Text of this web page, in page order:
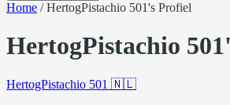
Home /HertogPistachio 501's Profiel
HertogPistachio
HertogPistachio 501 🇳🇱